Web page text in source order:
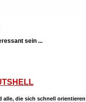
sein ...
alle, die sich schnell